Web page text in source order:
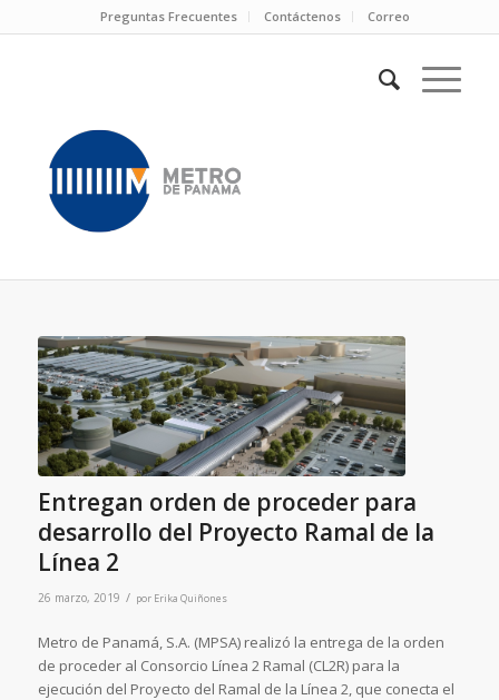
Preguntas Frecuentes Contáctenos Correo
Entregan orden de proceder para
desarrollo del Proyecto Ramal de la
Línea 2
26 marzo, 2019 / por Erika Quiñones
Metro de Panamá, S.A. (MPSA) realizó la entrega de la orden
de proceder al Consorcio Línea 2 Ramal (CL2R) para la
ejecución del Proyecto del Ramal de la Línea 2, que conecta el